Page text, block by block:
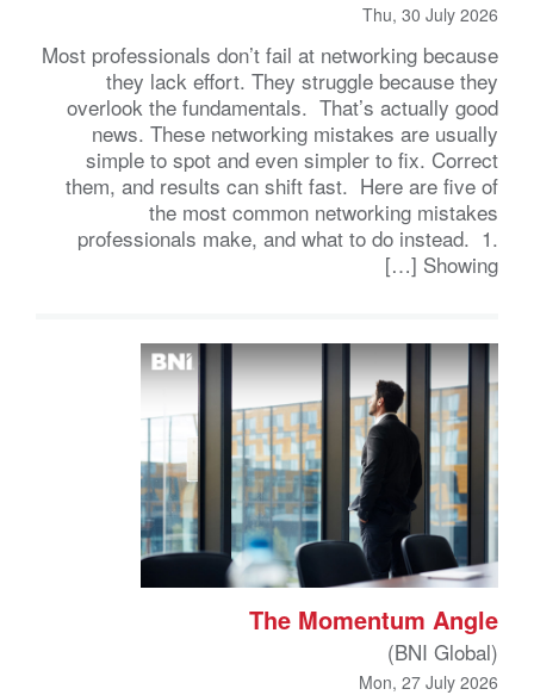
Thu, 30 July 2026
Most professionals don’t fail at networking because
they lack effort. They struggle because they
overlook the fundamentals. That’s actually good
news. These networking mistakes are usually
simple to spot and even simpler to fix. Correct
them, and results can shift fast. Here are five of
the most common networking mistakes
professionals make, and what to do instead. 1.
Showing […]
The Momentum Angle
(BNI Global)
Mon, 27 July 2026